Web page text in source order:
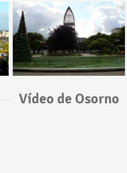
Vídeo de Osorno